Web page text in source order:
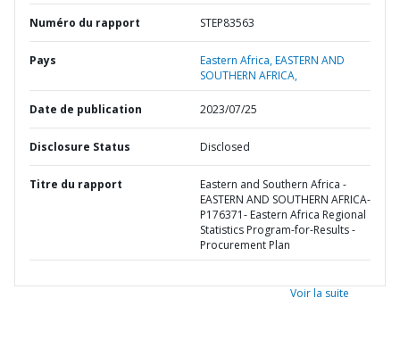
Numéro du rapport STEP83563
Pays Eastern Africa,EASTERN AND
SOUTHERN AFRICA,
Date de publication 2023/07/25
Disclosure Status Disclosed
Titre du rapport
Eastern and Southern Africa -
EASTERN AND SOUTHERN AFRICA-
P176371- Eastern Africa Regional
Statistics Program-for-Results -
Procurement Plan
Voir la suite